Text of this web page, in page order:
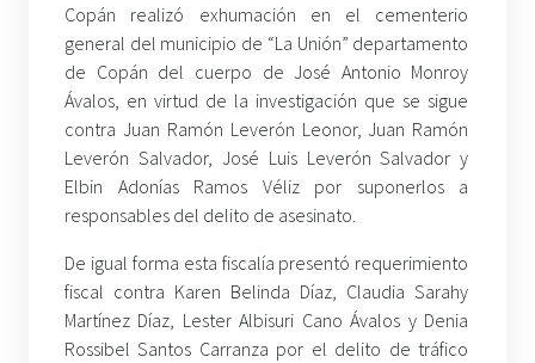
Copán realizó exhumación en el cementerio
general del municipio de “La Unión” departamento
de Copán del cuerpo de José Antonio Monroy
Ávalos, en virtud de la investigación que se sigue
contra Juan Ramón Leverón Leonor, Juan Ramón
Leverón Salvador, José Luis Leverón Salvador y
Elbin Adonías Ramos Véliz por suponerlos a
responsables del delito de asesinato.
De igual forma esta fiscalía presentó requerimiento
fiscal contra Karen Belinda Díaz, Claudia Sarahy
Martínez Díaz, Lester Albisuri Cano Ávalos y Denia
Rossibel Santos Carranza por el delito de tráfico